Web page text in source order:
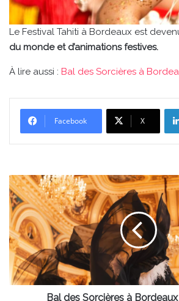
Le Festival Tahiti à Bordeaux est
du monde et d’animations festives.
À lire aussi : Bal des Sorcières à
Facebook X
Bal
des
Sorcières
à
Bordeaux
:
une
soirée
ensorcelante
Bal des Sorcières à